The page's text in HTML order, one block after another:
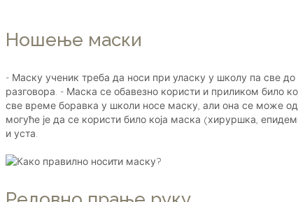
Ношење маски
- Маску ученик треба да носи при уласку у школу па све
разговора. - Маска се обавезно користи и приликом било
све време боравка у школи носе маску, али она се може
могуће је да се користи било која маска (хируршка,
и уста.